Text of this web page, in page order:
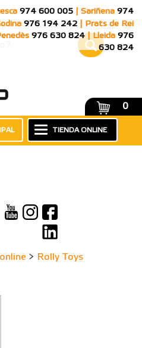
974 600 005 Sariñena 974
976 194 242
Prats de Rei
976 630 824 Lleida 976
630 824
0
TIENDA ONLINE
> Rolly Toys